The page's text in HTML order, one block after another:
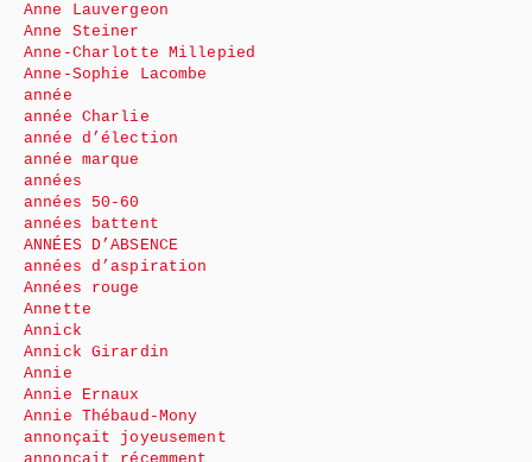
Anne Lauvergeon
Anne Steiner
Anne-Charlotte Millepied
Anne-Sophie Lacombe
année
année Charlie
année d’élection
année marque
années
années 50-60
années battent
ANNÉES D’ABSENCE
années d’aspiration
Années rouge
Annette
Annick
Annick Girardin
Annie
Annie Ernaux
Annie Thébaud-Mony
annonçait joyeusement